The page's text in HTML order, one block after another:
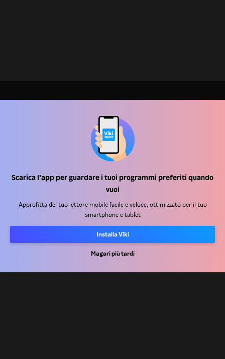
Scarica l’app per guardare i tuoi programmi preferiti quando
vuoi
Approfitta del tuo lettore mobile facile e veloce, ottimizzato per il tuo
smartphone e tablet
Installa Viki
Magari più tardi
Centro assistenza